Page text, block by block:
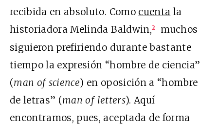
recibida en absoluto. Como cuenta la
historiadora Melinda Baldwin,2
muchos
siguieron prefiriendo durante bastante
tiempo la expresión “hombre de ciencia”
(man of science) en oposición a “hombre
de letras” (man of letters). Aquí
encontramos, pues, aceptada de forma